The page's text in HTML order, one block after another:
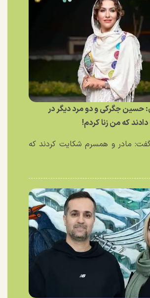
حسین جگرکی و دو مرد دیگر در
که من زنا کردم!
مادر و همسرم شکایت کردند که